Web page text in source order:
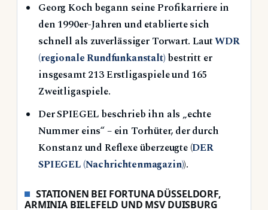
Georg Koch begann seine Profikarriere in
den 1990er-Jahren und etablierte sich
schnell als zuverlässiger Torwart. LautWDR
(regionale Rundfunkanstalt) bestritt er
insgesamt 213 Erstligaspiele und 165
Zweitligaspiele.
Der SPIEGEL beschrieb ihn als „echte
Nummer eins“ – ein Torhüter, der durch
Konstanz und Reflexe überzeugte (DER
SPIEGEL (Nachrichtenmagazin)).
STATIONEN BEI FORTUNA DÜSSELDORF,
ARMINIA BIELEFELD UND MSV DUISBURG